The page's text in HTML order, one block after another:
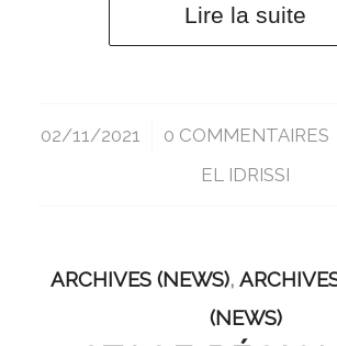
Lire la suite
02/11/2021
/ 0 COMMENTAIRES
/
EL IDRISSI
ARCHIVES (NEWS),
(NEWS)